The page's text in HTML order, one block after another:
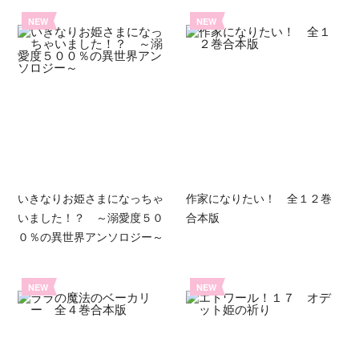
NEW
いきなりお姫さまになっちゃ
いました！？ ～溺愛度５０
０％の異世界アンソロジー～
NEW
作家になりたい！ 全１２巻
合本版
NEW NEW